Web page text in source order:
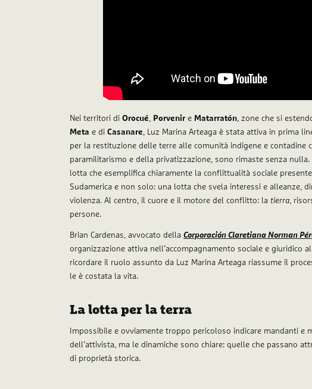
Nei territori diOrocué, PorvenireMatarratón, zone che si
Meta e diCasanare, Luz Marina Arteaga è stata attiva in prima
per la restituzione delle terre alle comunità indigene e contadine
paramilitarismo e della privatizzazione, sono rimaste senza
lotta che esemplifica chiaramente la conflittualità sociale
Sudamerica e non solo: una lotta che svela interessi e alleanze,
violenza. Al centro, il cuore e il motore del conflitto: la tierra,
persone.
Brian Cardenas, avvocato dellaCorporación Claretiana Norman
organizzazione attiva nell’accompagnamento sociale e giuridico
ricordare il ruolo assunto da Luz Marina Arteaga riassume il
le è costata la vita.
La lotta per la terra
Impossibile e ovviamente troppo pericoloso indicare mandanti e
dell’attivista, ma le dinamiche sono chiare: quelle che passano
di proprietà storica.